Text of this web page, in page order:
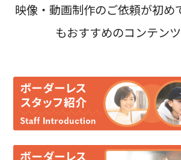
映像・動画制作のご依頼が初め
もおすすめのコンテンツ